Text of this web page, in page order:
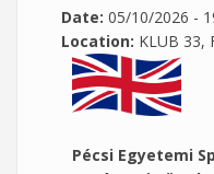
Date: 05/10/2026 -
Location: KLUB 33,
Pécsi Egyetemi